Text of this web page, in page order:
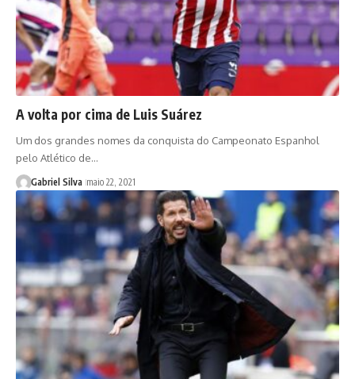
A volta por cima de Luis Suárez
Um dos grandes nomes da conquista do Campeonato Espanhol
pelo Atlético de…
Gabriel Silva maio 22, 2021